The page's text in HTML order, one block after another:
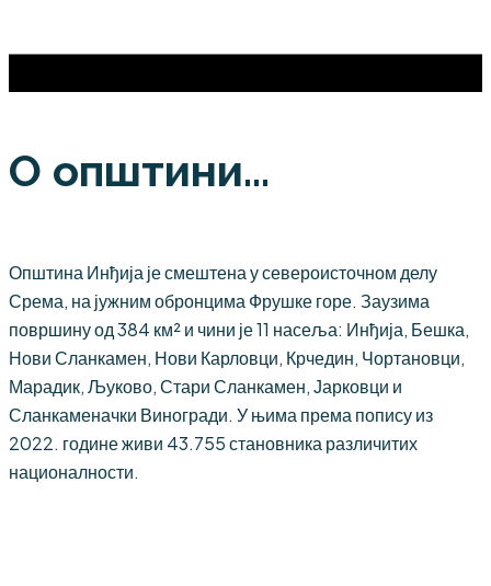
О општини...
Општина Инђија је смештена у североисточном делу
Срема, на јужним обронцима Фрушке горе. Заузима
површину од 384 км² и чини је 11 насеља: Инђија, Бешка,
Нови Сланкамен, Нови Карловци, Крчедин, Чортановци,
Марадик, Љуково, Стари Сланкамен, Јарковци и
Сланкаменачки Виногради. У њима према попису из
2022. године живи 43.755 становника различитих
националности.